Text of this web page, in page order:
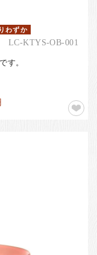
わずか
LC-KTYS-OB-001
す。